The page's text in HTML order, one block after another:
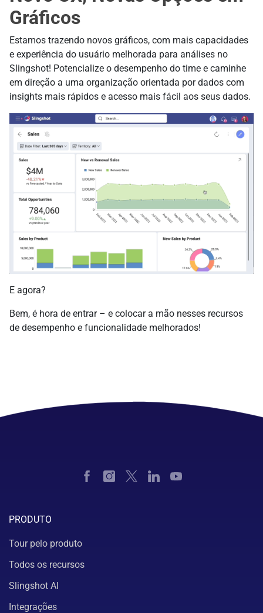
Gráficos
Estamos trazendo novos gráficos, com mais capacidades
e experiência do usuário melhorada para análises no
Slingshot! Potencialize o desempenho do time e caminhe
em direção a uma organização orientada por dados com
insights mais rápidos e acesso mais fácil aos seus dados.
E agora?
Bem, é hora de entrar – e colocar a mão nesses recursos
de desempenho e funcionalidade melhorados!
PRODUTO
Tour pelo produto
Todos os recursos
Slingshot AI
Integrações